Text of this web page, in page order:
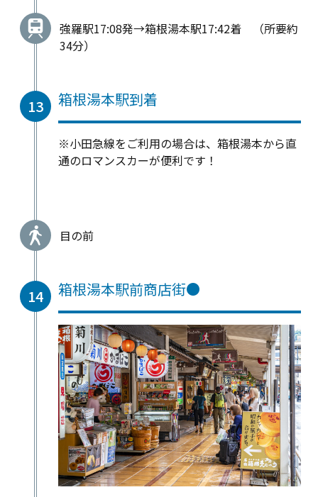
強羅駅17:08発→箱根湯本駅17:42着 （所要約
34分）
13 箱根湯本駅到着
※小田急線をご利用の場合は、箱根湯本から直
通のロマンスカーが便利です！
目の前
14 箱根湯本駅前商店街●